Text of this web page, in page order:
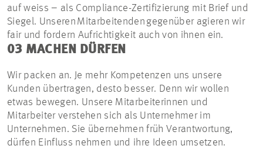
auf weiss – als Compliance-Zertifizierung mit Brief und
Siegel. Unseren Mitarbeitenden gegenüber agieren wir
fair und fordern Aufrichtigkeit auch von ihnen ein.
03 MACHEN DÜRFEN
Wir packen an. Je mehr Kompetenzen uns unsere
Kunden übertragen, desto besser. Denn wir wollen
etwas bewegen. Unsere Mitarbeiterinnen und
Mitarbeiter verstehen sich als Unternehmer im
Unternehmen. Sie übernehmen früh Verantwortung,
dürfen Einfluss nehmen und ihre Ideen umsetzen.